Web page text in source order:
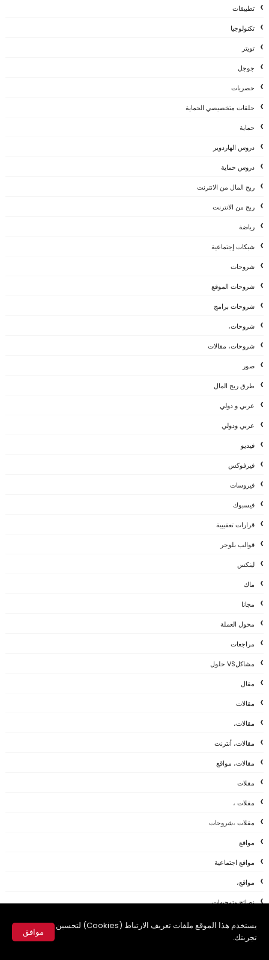
يستخدم هذا الموقع ملفات تعريف الارتباط (Cookies) لتحسين
تجربتك.
موافق
تطبيقات
تكنولوجيا
تويتر
جوجل
حصريات
حلقات متخصيصي الحماية
حماية
دروس الهاردوير
دروس حماية
ربح المال من الانترنت
ربح من الانترنت
رياضة
شبكات إجتماعية
شروحات
شروحات الموقع
شروحات برامج
شروحات،
شروحات، مقالات
صور
طرق ربح المال
عربي و دولي
عربي ودولي
فيديو
فيرفوكس
فيروسات
فيسبوك
قرارات تعقيبية
قوالب بلوجر
لينكس
ماك
مجانا
محول العملة
مراجعات
مشاكلVS حلول
مقال
مقالات
مقالات،
مقالات، أنترنت
مقالات، مواقع
مقلات
مقلات ،
مقلات ،شروحات
مواقع
مواقع اجتماعية
مواقع،
نصائح وتوجيهات
نقاشات
هاردوير